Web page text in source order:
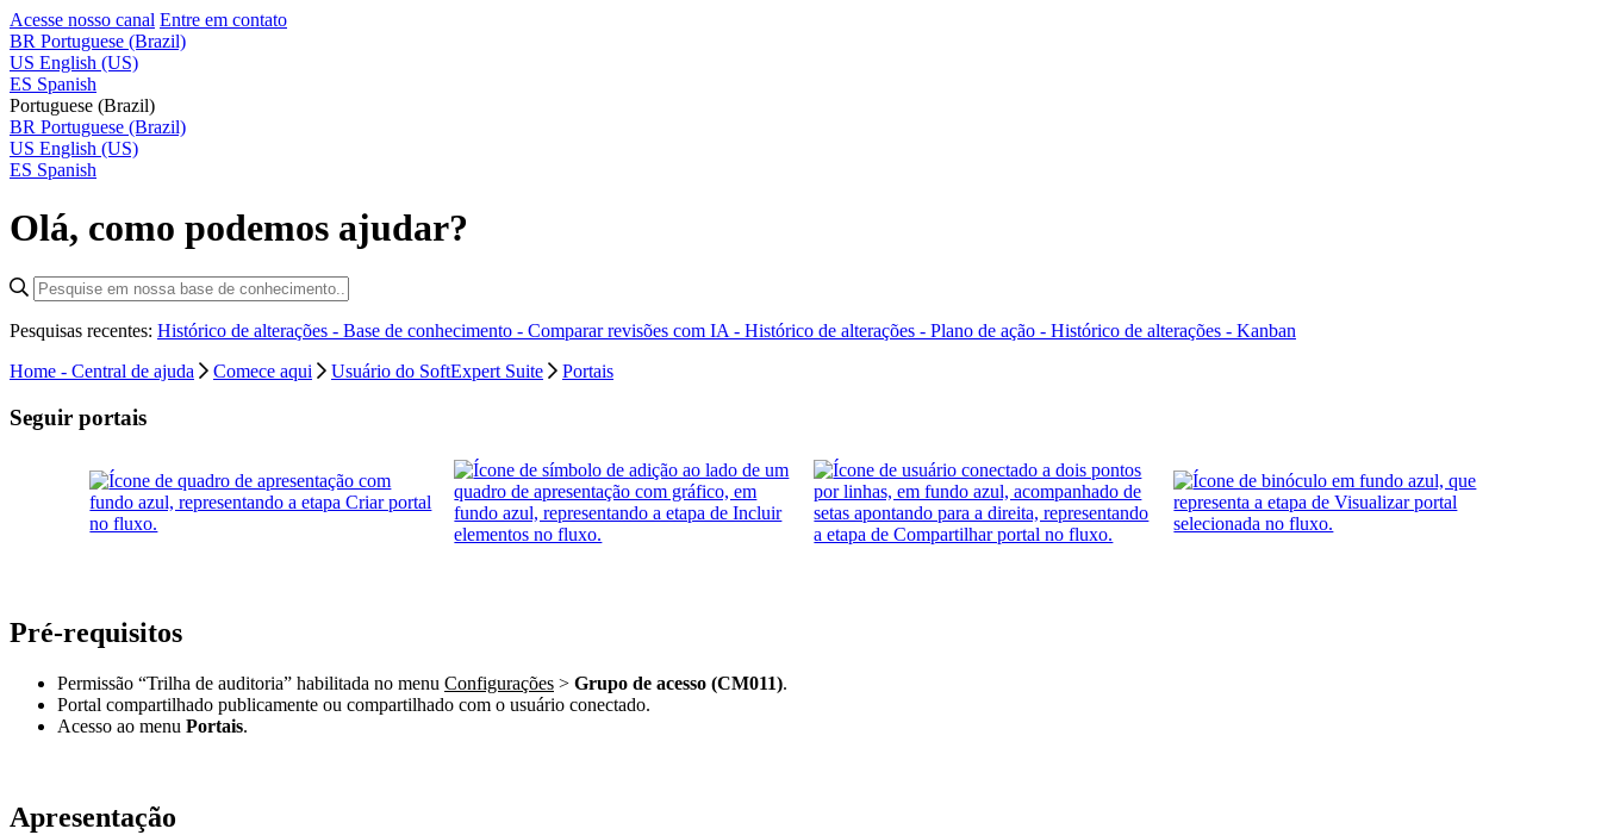
Acesse nosso canal Entre em contato
BR Portuguese (Brazil)
US English (US)
ES Spanish
Portuguese (Brazil)
BR Portuguese (Brazil)
US English (US)
ES Spanish
Olá, como podemos ajudar?
Pesquisas recentes: Histórico de alterações - Base de conhecimento - Comparar revisões com IA - Histórico de alterações - Plano de ação - Histórico de alterações - Kanban
Home - Central de ajuda
Comece aqui Usuário do SoftExpert Suite Portais
Seguir portais
Pré-requisitos
Permissão “Trilha de auditoria” habilitada no menu Configurações > Grupo de acesso (CM011).
Portal compartilhado publicamente ou compartilhado com o usuário conectado.
Acesso ao menu Portais.
Apresentação